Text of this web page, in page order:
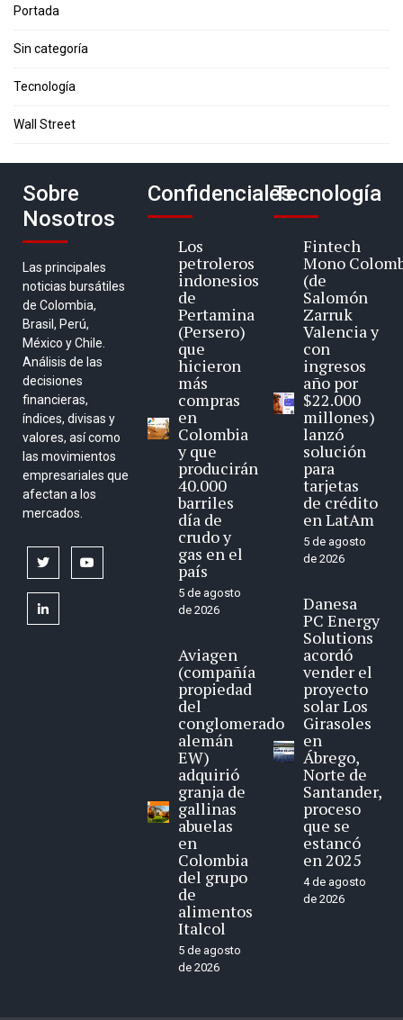
Portada
Sin categoría
Tecnología
Wall Street
Sobre
Nosotros
Las principales
noticias bursátiles
de Colombia,
Brasil, Perú,
México y Chile.
Análisis de las
decisiones
financieras,
índices, divisas y
valores, así como
las movimientos
empresariales que
afectan a los
mercados.
twitter
linkedin
Confidenciales
Los
petroleros
indonesios
de
Pertamina
(Persero)
que
hicieron
más
compras
en
Colombia
y que
producirán
40.000
barriles
día de
crudo y
gas en el
país
5 de agosto
de 2026
Aviagen
(compañía
propiedad
del
conglomerado
alemán
EW)
adquirió
granja de
gallinas
abuelas
en
Colombia
del grupo
de
alimentos
Italcol
5 de agosto
de 2026
Tecnología
Fintech
Mono
(de
Salomón
Zarruk
Valencia y
con
ingresos
año por
$22.000
millones)
lanzó
solución
para
tarjetas
de crédito
en LatAm
5 de agosto
de 2026
Danesa
PC Energy
Solutions
acordó
vender el
proyecto
solar Los
Girasoles
en
Ábrego,
Norte de
Santander,
proceso
que se
estancó
en 2025
4 de agosto
de 2026